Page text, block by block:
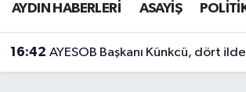
AYDIN HABERLERİ ASAYİŞ
16:42 AYESOB Başkanı Künkcü, dört ilde esnaf
Aydin Namaz Vakitleri
Trafik Durumu